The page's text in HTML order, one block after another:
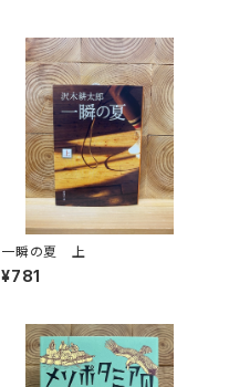
一瞬の夏 上
¥781